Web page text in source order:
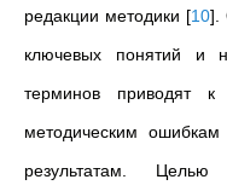
редакции методики [10]
ключевых понятий и
терминов приводят к
методическим
результатам. Целью